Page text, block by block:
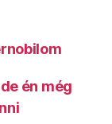
én még